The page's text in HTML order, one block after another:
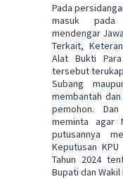
Pada
masuk pada
mendengar
Terkait,
Alat Bukti
tersebut
Subang
membantah
pemohon.
meminta agar
putusannya
Keputusan
Tahun 2024
Bupati dan Wakil